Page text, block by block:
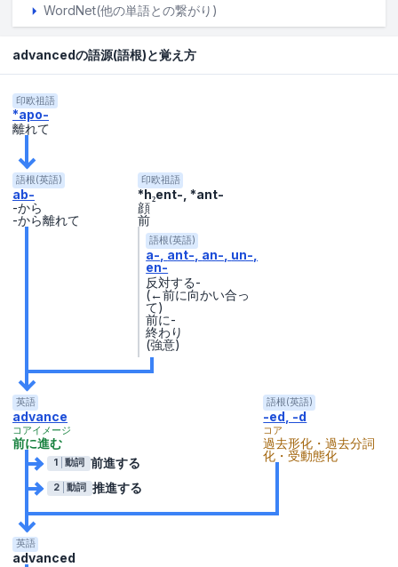
WordNet(他の単語との繋がり)
advancedの語源(語根)と覚え方
印欧祖語
*apo-
離れて
語根(英語)
ab-
-から
-から離れて
印欧祖語
*h₂ent-, *ant-
顔
前
語根(英語)
a- ant- an- un-
en-
反対する-
(←前に向かい合っ
て)
前に-
終わり
(強意)
英語
advance
コアイメージ
前に進む
1 動詞 前進する
2 動詞 推進する
語根(英語)
-ed, -d
コア
過去形化・過去分詞
化・受動態化
英語
advanced